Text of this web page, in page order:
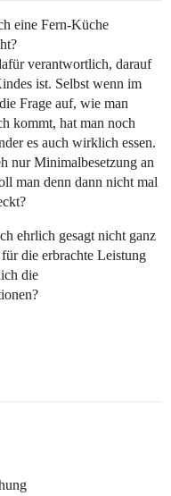
eine Fern-Küche
verantwortlich, darauf
ist. Selbst wenn im
Frage auf, wie man
kommt, hat man noch
es auch wirklich essen.
nur Minimalbesetzung an
man denn dann nicht mal
ehrlich gesagt nicht ganz
die erbrachte Leistung
die